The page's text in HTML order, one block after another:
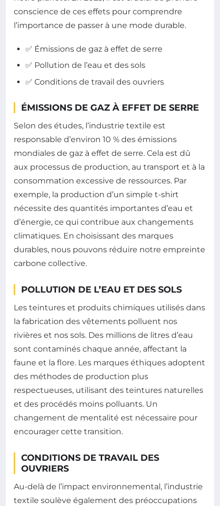
conscience de ces effets pour comprendre
l’importance de passer à une mode durable.
✅ Émissions de gaz à effet de serre
✅ Pollution de l’eau et des sols
✅ Conditions de travail des ouvriers
ÉMISSIONS DE GAZ À EFFET DE SERRE
Selon des études, l’industrie textile est
responsable d’environ 10 % des émissions
mondiales de gaz à effet de serre. Cela est dû
aux processus de production, au transport et à la
consommation excessive de ressources. Par
exemple, la production d’un simple t-shirt
nécessite des quantités importantes d’eau et
d’énergie, ce qui contribue aux changements
climatiques. En choisissant des marques
durables, nous pouvons réduire notre empreinte
carbone collective.
POLLUTION DE L’EAU ET DES SOLS
Les teintures et produits chimiques utilisés dans
la fabrication des vêtements polluent nos
rivières et nos sols. Des millions de litres d’eau
sont contaminés chaque année, affectant la
faune et la flore. Les marques éthiques adoptent
des méthodes de production plus
respectueuses, utilisant des teintures naturelles
et des procédés moins polluants. Un
changement de mentalité est nécessaire pour
encourager cette transition.
CONDITIONS DE TRAVAIL DES
OUVRIERS
Au-delà de l’impact environnemental, l’industrie
textile soulève également des préoccupations